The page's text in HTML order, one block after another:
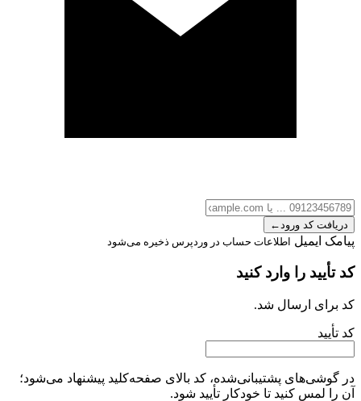
دریافت کد ورود←
پیامک ایمیل اطلاعات حساب در وردپرس ذخیره می‌شود
کد تأیید را وارد کنید
کد برای ارسال شد.
کد تأیید
در گوشی‌های پشتیبانی‌شده، کد بالای صفحه‌کلید پیشنهاد می‌شود؛
آن را لمس کنید تا خودکار تأیید شود.